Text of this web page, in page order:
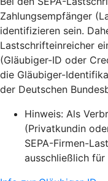
Zahlungsempfänger
identifizieren sein.
Lastschrifteinreicher
(Gläubiger-ID oder
die Gläubiger-
der Deutschen
Hinweis: Als
(Privatkundin
SEPA-Firmen-
ausschließlich für